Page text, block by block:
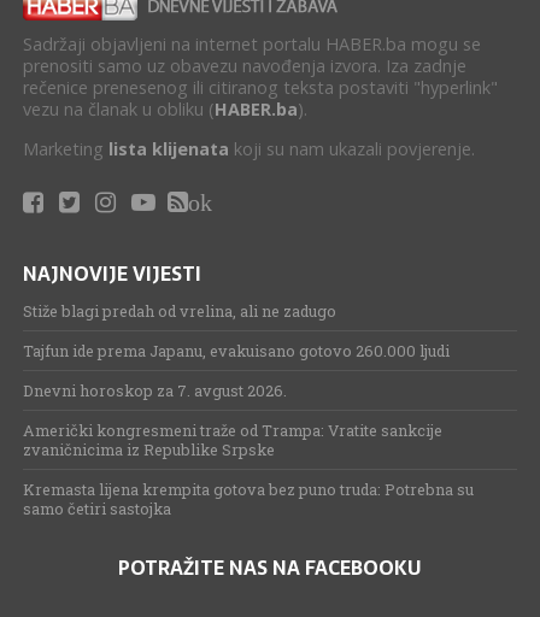
Sadržaji objavljeni na internet portalu HABER.ba mogu se
prenositi samo uz obavezu navođenja izvora. Iza zadnje
rečenice prenesenog ili citiranog teksta postaviti "hyperlink"
vezu na članak u obliku (HABER.ba).
Marketing lista klijenata koji su nam ukazali povjerenje.
ok
NAJNOVIJE VIJESTI
Stiže blagi predah od vrelina, ali ne zadugo
Tajfun ide prema Japanu, evakuisano gotovo 260.000 ljudi
Dnevni horoskop za 7. avgust 2026.
Američki kongresmeni traže od Trampa: Vratite sankcije
zvaničnicima iz Republike Srpske
Kremasta lijena krempita gotova bez puno truda: Potrebna su
samo četiri sastojka
POTRAŽITE NAS NA FACEBOOKU